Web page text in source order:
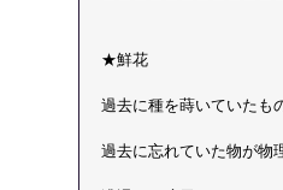
★鮮花
過去に種を蒔いていたも
過去に忘れていた物が物